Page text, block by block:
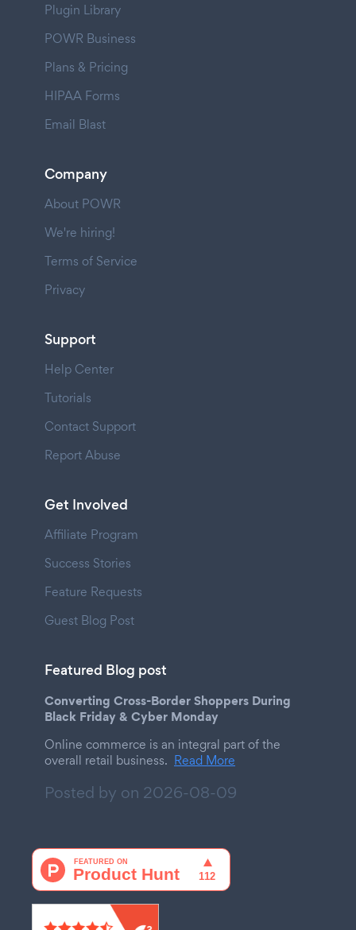
Plugin Library
POWR Business
Plans & Pricing
HIPAA Forms
Email Blast
Company
About POWR
We're hiring!
Terms of Service
Privacy
Support
Help Center
Tutorials
Contact Support
Report Abuse
Get Involved
Affiliate Program
Success Stories
Feature Requests
Guest Blog Post
Featured Blog post
Converting Cross-Border Shoppers During
Black Friday & Cyber Monday
Online commerce is an integral part of the
overall retail business. Read More
Posted by on 2026-08-09